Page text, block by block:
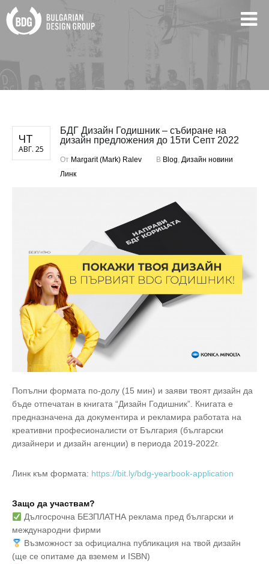
ЧТ
АВГ. 25
БДГ Дизайн Годишник – събиране на
дизайн предложения до 15ти Септ 2022
От Margarit (Mark) Ralev В Blog, Дизайн новини
Линк
Попълни формата по-долу (15 мин) и заяви твоят дизайн да
бъде отпечатан в книгата “Дизайн Годишник”. Книгата е
предназначена да документира и рекламира работата на
креативни професионалисти от България (български
дизайнери и дизайн агенции) в периода 2019-2022г.
Линк към формата: https://bit.ly/bdg-yearbook-application
Защо да участвам?
Дългосрочна БЕЗПЛАТНА реклама пред български и
международни фирми
Възможност за официална публикация на твой дизайн
(ще се опитаме да вземем и ISBN)